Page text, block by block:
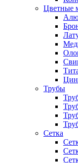
Цветные
Трубы
Сетка